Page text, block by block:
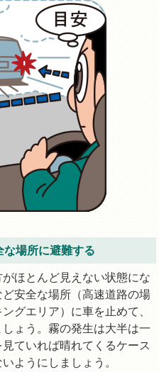
場所に避難する
ほとんど見えない状態にな
安全な場所（高速道路の場
グエリア）に車を止めて、
ょう。霧の発生は大半は一
ていれば晴れてくるケース
ようにしましょう。